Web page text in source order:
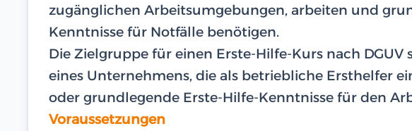
zugänglichen Arbeitsumgebungen, arbeiten und
Kenntnisse für Notfälle benötigen.
Die Zielgruppe für einen Erste-Hilfe-Kurs nach DGUV
eines Unternehmens, die als betriebliche Ersthelfer
oder grundlegende Erste-Hilfe-Kenntnisse für den
Voraussetzungen